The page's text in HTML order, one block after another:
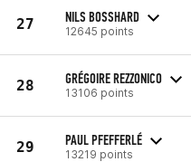
27 NILS BOSSHARD
12645 points
28 GRÉGOIRE REZZONICO
13106 points
29 PAUL PFEFFERLÉ
13219 points